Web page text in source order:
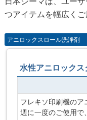
つアイテムを幅広くご
アニロックスロール洗浄剤
水性アニロック
フレキソ印刷機のア
週に一度のご使用で